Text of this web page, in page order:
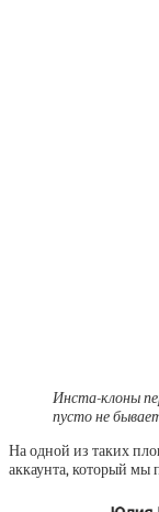
Инста-клоны
пусто не
На одной из таких
аккаунта, который мы